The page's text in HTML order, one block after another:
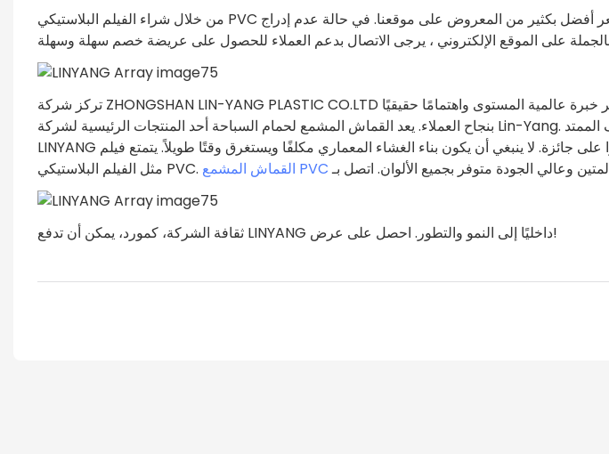
من خلال شراء الفيلم البلاستيكي PVC بكميات كبيرة، سوف تحصل على سعر أفضل بكثير من المعروض على موقعنا. في حالة عدم إدراج
تركز شركة ZHONGSHAN LIN-YANG PLASTIC CO.LTD حصريًا على تصنيع القماش المشمع، وتوفر خبرة عالمية المستوى واهتمامًا حقيقيًا
بنجاح العملاء. يعد القماش المشمع لحمام السباحة أحد المنتجات الرئيسية لشركة Lin-Yang. كونه تم تصميمه بخبرة، فإن فيلم السقف الممتد
LINYANG يظهر تصميمًا حائزًا على جائزة. لا ينبغي أن يكون بناء الغشاء المعماري مكلفًا ويستغرق وقتًا طويلاً. يتمتع فيلم PVC بالعديد من المزايا،
مثل الفيلم البلاستيكي PVC.
القماش المشمع PVC
ثقافة الشركة، كمورد، يمكن أن تدفع LINYANG داخليًا إلى النمو والتطور. احصل على عرض!